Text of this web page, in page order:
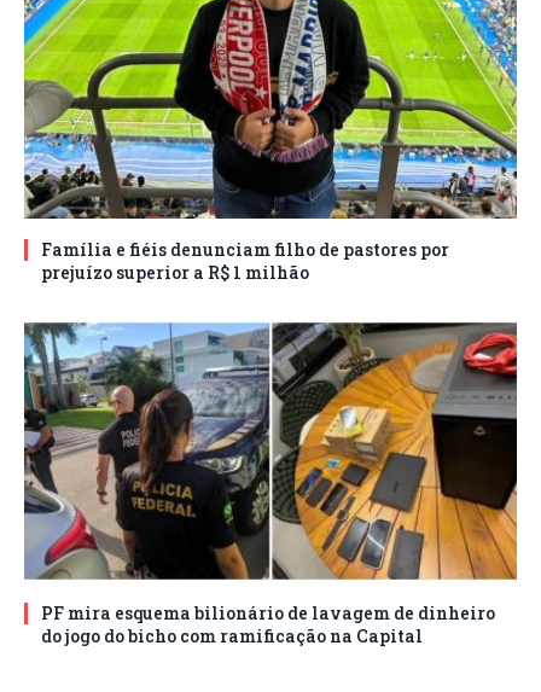
Família e fiéis denunciam filho de pastores por
prejuízo superior a R$ 1 milhão
PF mira esquema bilionário de lavagem de dinheiro
do jogo do bicho com ramificação na Capital